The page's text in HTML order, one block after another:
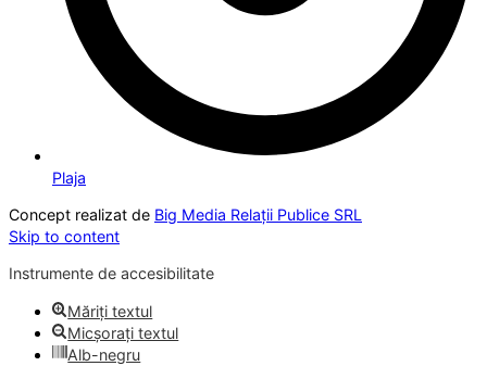
Plaja
Concept realizat de Big Media Relații Publice SRL
Skip to content
Instrumente de accesibilitate
Măriți textul
Micșorați textul
Alb-negru